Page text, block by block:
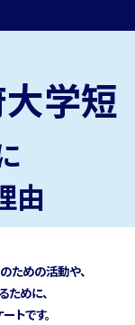
学短
由
ための活動や、
めに、
トです。